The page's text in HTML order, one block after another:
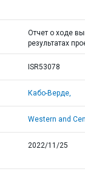
Отчет о ходе
результатах
ISR53078
Кабо-Верде,
Western and
2022/11/25